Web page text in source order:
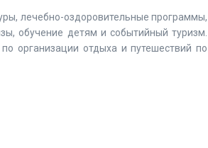
лечебно-оздоровительные программы,
обучение детям и событийный туризм.
организации отдыха и путешествий по